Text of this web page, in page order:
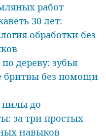
работ
30 лет:
обработки без
дереву: зубья
бритвы без помощи
пилы до
за три простых
навыков